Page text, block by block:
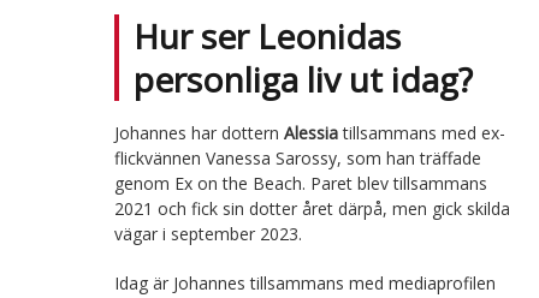
Hur ser Leonidas
personliga liv ut idag?
Johannes har dottern Alessiatillsammans med ex-
flickvännen Vanessa Sarossy, som han träffade
genom Ex on the Beach. Paret blev tillsammans
2021 och fick sin dotter året därpå, men gick skilda
vägar i september 2023.
Idag är Johannes tillsammans med mediaprofilen